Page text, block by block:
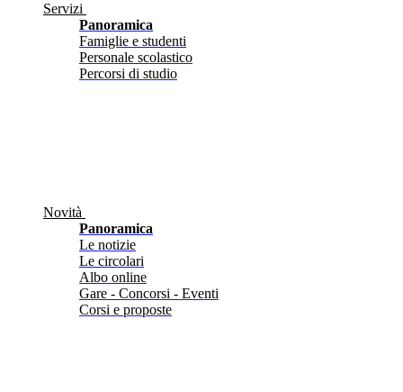
Servizi
Panoramica
Famiglie e studenti
Personale scolastico
Percorsi di studio
Novità
Panoramica
Le notizie
Le circolari
Albo online
Gare - Concorsi - Eventi
Corsi e proposte